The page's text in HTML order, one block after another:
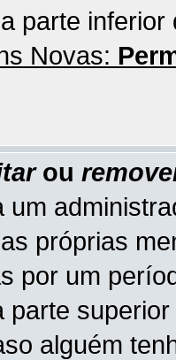
parte
Novas:
ou
um
próprias
por um
parte
alguém